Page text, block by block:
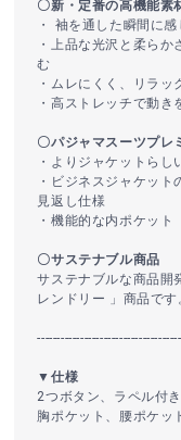
〇新・定番の高機能素
・ 袖を通した瞬間に
・上品な光沢と柔ら
む
・ムレにくく、リラ
・高ストレッチで動
〇パジャマスーツプレ
・よりジャケットらし
・ビジネスジャケッ
見返し仕様
・機能的な内ポケット
〇サステナブル商品
サステナブルな商品開
レンドリー 」商品です
▼仕様
2つボタン、ラペル付
胸ポケット、腰ポケッ